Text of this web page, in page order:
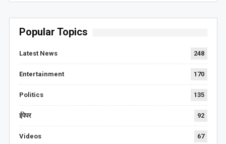
Popular Topics
Latest News 248
Entertainment 170
Politics 135
ईपेपर 92
Videos 67